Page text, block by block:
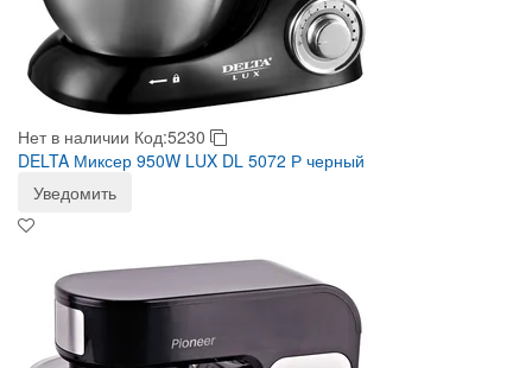
Нет в наличии Код:5230
DELTA Миксер 950W LUX DL 5072 Р черный
Уведомить